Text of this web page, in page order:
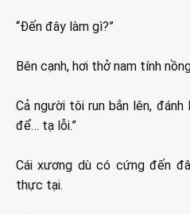
“Đến đây làm gì?”
Bên cạnh, hơi thở nam tính
Cả người tôi run bắn lên,
để… tạ lỗi.”
Cái xương dù có cứng đến
thực tại.